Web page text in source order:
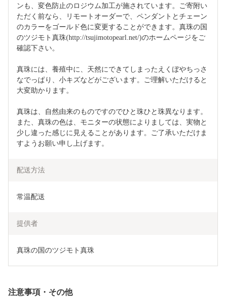
ンも、変色防止のロジウム加工が施されています。ご寄附い
ただく前なら、リモートオーダーで、ペンダントとチェーン
のカラーをゴールド色に変更することができます。真珠の国
のツジモト真珠(http://tsujimotopearl.net/)のホームページをご
確認下さい。
真珠には、養殖中に、天然にできてしまったえくぼやちっさ
なでっぱり、小キズなどがございます。ご理解いただけると
大変助かります。
真珠は、自然由来のものですのでひと珠ひと珠異なります。
また、真珠の色は、モニターの状態によりましては、実物と
少し違った感じに見えることがあります。ご了承いただけま
すようお願い申し上げます。
配送方法
常温配送
提供者
真珠の国のツジモト真珠
注意事項・その他